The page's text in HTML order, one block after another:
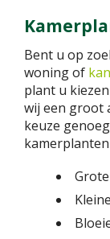
Bent u op
woning of
plant u
wij een groot
keuze